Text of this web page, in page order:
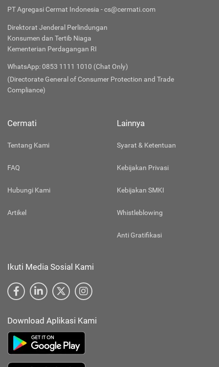
PT Agregasi Cermat Indonesia - cs@cermati.com
Direktorat Jenderal Perlindungan
Konsumen dan Tertib Niaga
Kementerian Perdagangan RI
WhatsApp: 0853 1111 1010 (Chat Only)
(Directorate General of Consumer Protection and Trade
Compliance)
Cermati
Tentang Kami
FAQ
Hubungi Kami
Artikel
Lainnya
Syarat & Ketentuan
Kebijakan Privasi
Kebijakan SMKI
Whistleblowing
Anti Gratifikasi
Ikuti Media Sosial Kami
Download Aplikasi Kami